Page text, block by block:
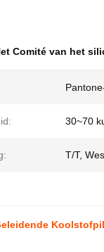
Comité van het
30~70
T/T,
Koolstofpil